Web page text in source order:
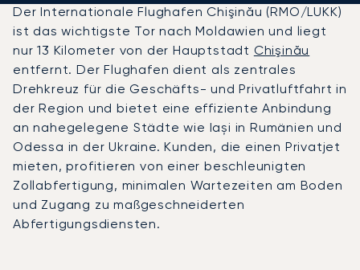
Der Internationale Flughafen Chişinău (RMO/LUKK)
ist das wichtigste Tor nach Moldawien und liegt
nur 13 Kilometer von der Hauptstadt Chişinău
entfernt. Der Flughafen dient als zentrales
Drehkreuz für die Geschäfts- und Privatluftfahrt in
der Region und bietet eine effiziente Anbindung
an nahegelegene Städte wie Iași in Rumänien und
Odessa in der Ukraine. Kunden, die einen Privatjet
mieten, profitieren von einer beschleunigten
Zollabfertigung, minimalen Wartezeiten am Boden
und Zugang zu maßgeschneiderten
Abfertigungsdiensten.